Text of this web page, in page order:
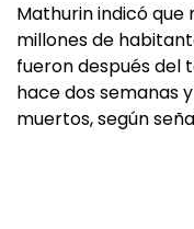
Mathurin indicó que
millones de
fueron después del
hace dos semanas
muertos, según